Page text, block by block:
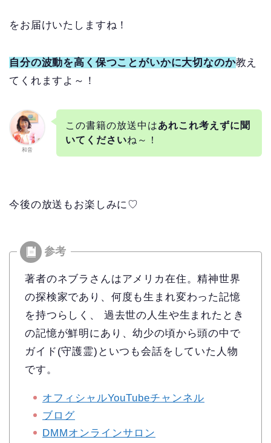
をお届けいたしますね！
自分の波動を高く保つことがいかに大切なのか教え
てくれますよ～！
和音
この書籍の放送中はあれこれ考えずに聞
いてくださいね～！
今後の放送もお楽しみに♡
著者のネブラさんはアメリカ在住。精神世界
の探検家であり、何度も生まれ変わった記憶
を持つらしく、 過去世の人生や生まれたとき
の記憶が鮮明にあり、幼少の頃から頭の中で
ガイド(守護霊)といつも会話をしていた人物
です。
オフィシャルYouTubeチャンネル
ブログ
DMMオンラインサロン